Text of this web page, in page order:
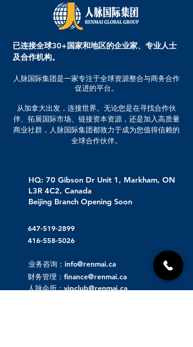
已连接全球30+国家和地区的企业家、专业人士
及合作机构。
人脉国际集团是一家专注于全球资源整合与商务合作
促进的平台。
从加拿大出发，连接世界。无论您是在寻找合作伙
伴、拓展国际市场、链接资本资源，还是加入高质量
商业社群，人脉国际集团都致力于成为您值得信赖的
全球合作伙伴。
HQ: 70 Gibson Dr Unit 1, Markham, ON
L3R 4C2, Canada
Beijing Branch Opening Soon
647-519-2899
416-558-5026
业务咨询：info@renmai.ca
财务管理：finance@renmai.ca
人脉会所：vipclub@renmai.ca